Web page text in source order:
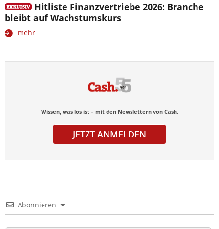
Hitliste Finanzvertriebe 2026: Branche
bleibt auf Wachstumskurs
mehr
Wissen, was los ist – mit den Newslettern von Cash.
JETZT ANMELDEN
Abonnieren